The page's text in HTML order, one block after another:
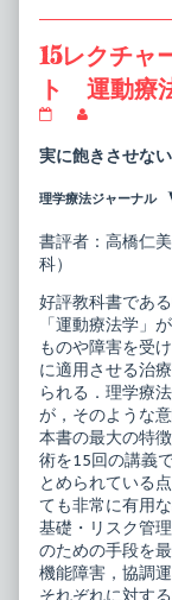
15レクチャ
ト 運動療
ク
チ
ー
リ
ー
ズ
理
学
療
法
テ
キ
ス
ト
運
動
療
法
学
published
on
posts
by
author
15
チ
ャ
ー
シ
リ
ー
ズ
理
学
療
法
テ
キ
ス
ト
運
動
療
実に飽きさせな
理学療法ジャーナル
書評者：高橋仁
科）
好評教科書であ
「運動療法学」
ものや障害を受
に適用させる治
られる．理学療
が，そのような
本書の最大の特
術を15回の講義
とめられている
ても非常に有用
基礎・リスク管
のための手段を
機能障害，協調